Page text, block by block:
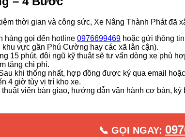
thời gian và công sức, Xe Nâng Thành Phát
hàng gọi đến hotline 0976699469 hoặc gửi thông
vực gần Phú Cường hay các xã lân cận).
15 phút, đội ngũ kỹ thuật sẽ tư vấn dòng xe phù
tăng chi phí.
khi thống nhất, hợp đồng được ký qua email
4 giờ tùy vị trí kho xe.
thuật viên bàn giao, hướng dẫn vận hành cơ bản,
📞 GỌI NGAY: